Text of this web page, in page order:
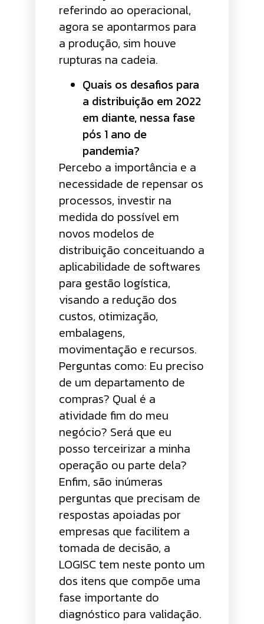
referindo ao operacional,
agora se apontarmos para
a produção, sim houve
rupturas na cadeia.
Quais os desafios para
a distribuição em 2022
em diante, nessa fase
pós 1 ano de
pandemia?
Percebo a importância e a
necessidade de repensar os
processos, investir na
medida do possível em
novos modelos de
distribuição conceituando a
aplicabilidade de softwares
para gestão logística,
visando a redução dos
custos, otimização,
embalagens,
movimentação e recursos.
Perguntas como: Eu preciso
de um departamento de
compras? Qual é a
atividade fim do meu
negócio? Será que eu
posso terceirizar a minha
operação ou parte dela?
Enfim, são inúmeras
perguntas que precisam de
respostas apoiadas por
empresas que facilitem a
tomada de decisão, a
LOGISC tem neste ponto um
dos itens que compõe uma
fase importante do
diagnóstico para validação.